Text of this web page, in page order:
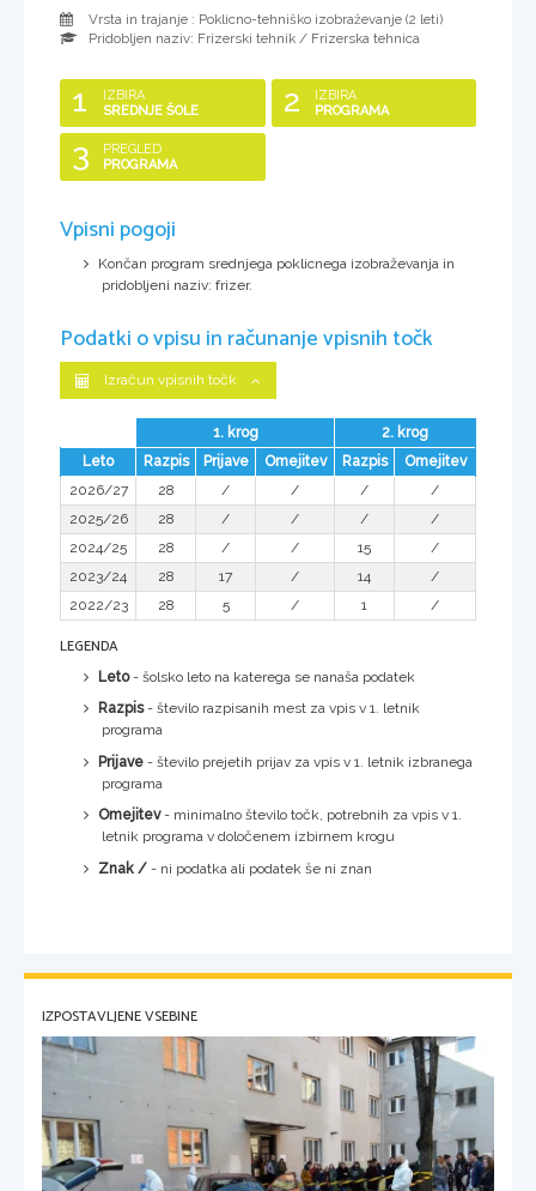
Vrsta in trajanje : Poklicno-tehniško izobraževanje (2 leti)
Pridobljen naziv: Frizerski tehnik / Frizerska tehnica
1
IZBIRA
SREDNJE ŠOLE
2
IZBIRA
PROGRAMA
3
PREGLED
PROGRAMA
Vpisni pogoji
Končan program srednjega poklicnega izobraževanja in
pridobljeni naziv: frizer.
Podatki o vpisu in računanje vpisnih točk
Izračun vpisnih točk
1. krog
2. krog
Leto
Razpis Prijave Omejitev Razpis
Omejitev
2026/27
28 / / /
/
2025/26
28 / / /
/
2024/25
28 / / 15
/
2023/24
28 17 / 14
/
2022/23
28 5 / 1 /
LEGENDA
Leto- šolsko leto na katerega se nanaša podatek
Razpis- število razpisanih mest za vpis v 1. letnik
programa
Prijave - število prejetih prijav za vpis v 1. letnik izbranega
programa
Omejitev- minimalno število točk, potrebnih za vpis v 1.
letnik programa v določenem izbirnem krogu
Znak / - ni podatka ali podatek še ni znan
IZPOSTAVLJENE VSEBINE